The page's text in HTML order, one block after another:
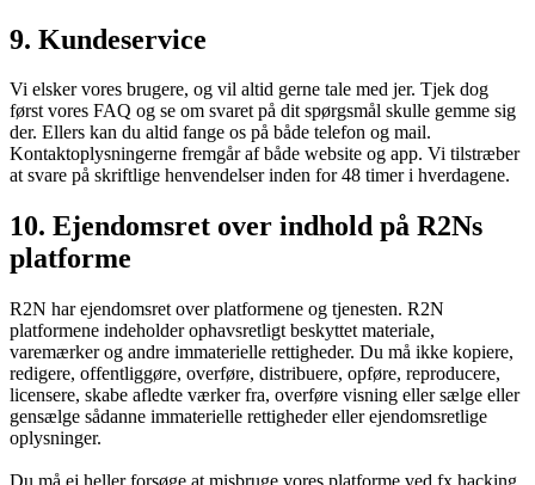
9. Kundeservice
Vi elsker vores brugere, og vil altid gerne tale med jer. Tjek dog
først vores FAQ og se om svaret på dit spørgsmål skulle gemme sig
der. Ellers kan du altid fange os på både telefon og mail.
Kontaktoplysningerne fremgår af både website og app. Vi tilstræber
at svare på skriftlige henvendelser inden for 48 timer i hverdagene.
10. Ejendomsret over indhold på R2Ns
platforme
R2N har ejendomsret over platformene og tjenesten. R2N
platformene indeholder ophavsretligt beskyttet materiale,
varemærker og andre immaterielle rettigheder. Du må ikke kopiere,
redigere, offentliggøre, overføre, distribuere, opføre, reproducere,
licensere, skabe afledte værker fra, overføre visning eller sælge eller
gensælge sådanne immaterielle rettigheder eller ejendomsretlige
oplysninger.